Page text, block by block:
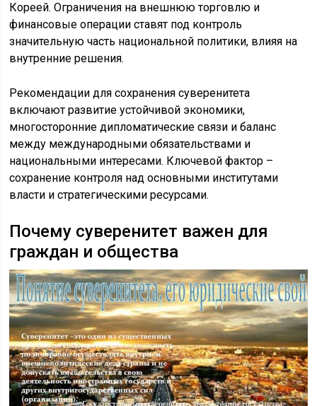
Кореей. Ограничения на внешнюю торговлю и
финансовые операции ставят под контроль
значительную часть национальной политики, влияя на
внутренние решения.
Рекомендации для сохранения суверенитета
включают развитие устойчивой экономики,
многосторонние дипломатические связи и баланс
между международными обязательствами и
национальными интересами. Ключевой фактор –
сохранение контроля над основными институтами
власти и стратегическими ресурсами.
Почему суверенитет важен для
граждан и общества